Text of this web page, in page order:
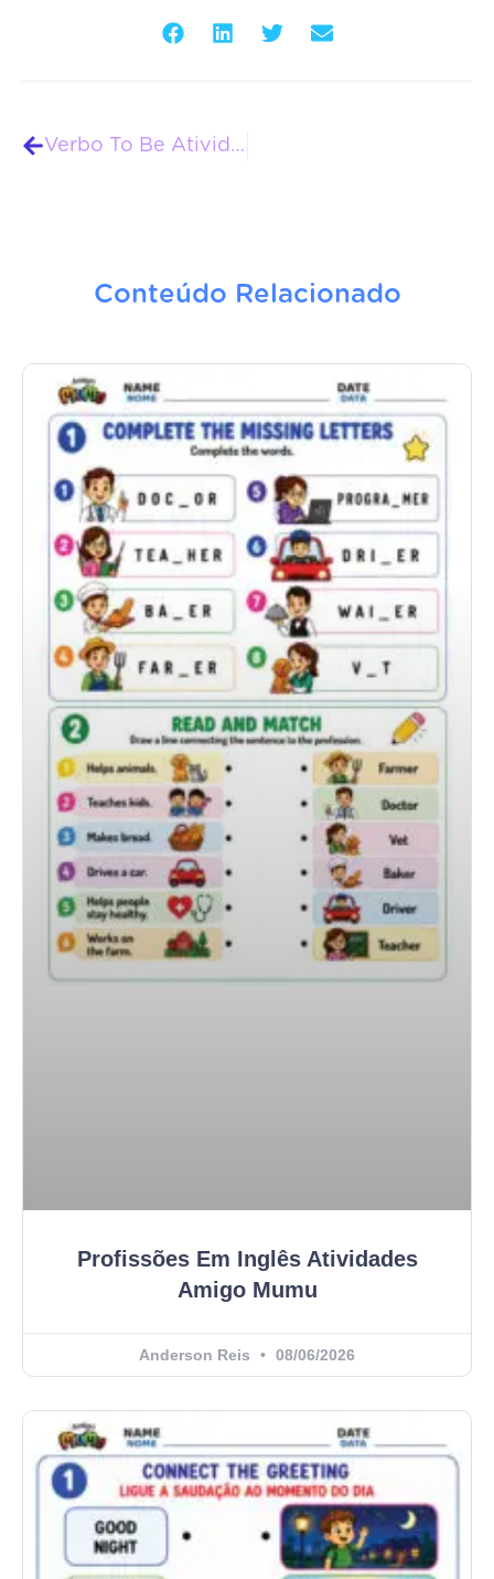
Verbo To Be Atividades Amigo Mumu
Conteúdo Relacionado
Profissões Em Inglês Atividades
Amigo Mumu
Anderson Reis 08/06/2026